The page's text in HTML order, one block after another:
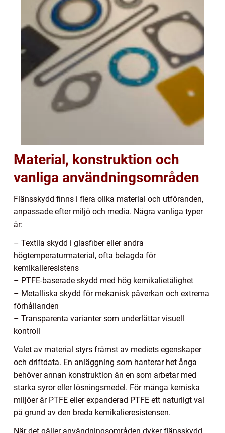
Material, konstruktion och
vanliga användningsområden
Flänsskydd finns i flera olika material och utföranden,
anpassade efter miljö och media. Några vanliga typer
är:
– Textila skydd i glasfiber eller andra
högtemperaturmaterial, ofta belagda för
kemikalieresistens
– PTFE-baserade skydd med hög kemikalietålighet
– Metalliska skydd för mekanisk påverkan och extrema
förhållanden
– Transparenta varianter som underlättar visuell
kontroll
Valet av material styrs främst av mediets egenskaper
och driftdata. En anläggning som hanterar het ånga
behöver annan konstruktion än en som arbetar med
starka syror eller lösningsmedel. För många kemiska
miljöer är PTFE eller expanderad PTFE ett naturligt val
på grund av den breda kemikalieresistensen.